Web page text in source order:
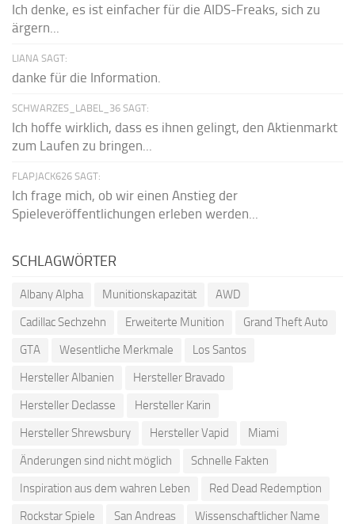
Ich denke, es ist einfacher für die AIDS-Freaks, sich zu
ärgern...
LIANA SAGT:
danke für die Information.
SCHWARZES_LABEL_36 SAGT:
Ich hoffe wirklich, dass es ihnen gelingt, den Aktienmarkt
zum Laufen zu bringen...
FLAPJACK626 SAGT:
Ich frage mich, ob wir einen Anstieg der
Spieleveröffentlichungen erleben werden...
SCHLAGWÖRTER
Albany Alpha Munitionskapazität
AWD
Cadillac Sechzehn
Erweiterte Munition
Grand Theft Auto
GTA
Wesentliche Merkmale
Los Santos
Hersteller Albanien
Hersteller Bravado
Hersteller Declasse
Hersteller Karin
Hersteller Shrewsbury
Hersteller Vapid
Miami
Änderungen sind nicht möglich
Schnelle Fakten
Inspiration aus dem wahren Leben
Red Dead Redemption
Rockstar Spiele
San Andreas
Wissenschaftlicher Name